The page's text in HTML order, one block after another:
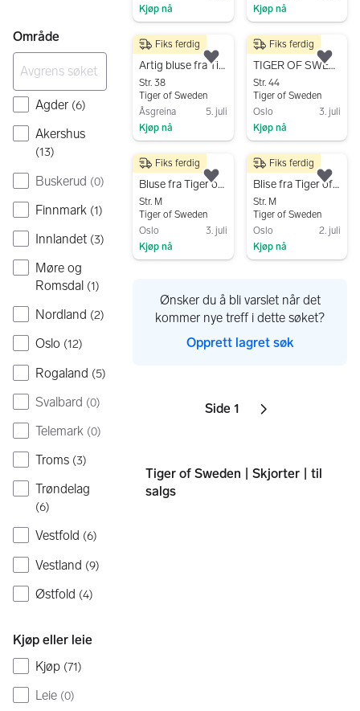
Område
Agder (6)
Akershus
(13)
Buskerud (0)
Finnmark (1)
Innlandet (3)
Møre og
Romsdal (1)
Nordland (2)
Oslo (12)
Rogaland (5)
Svalbard (0)
Telemark (0)
Troms (3)
Trøndelag
(6)
Vestfold (6)
Vestland (9)
Østfold (4)
Kjøp eller leie
Kjøp (71)
Leie (0)
Kjøp nå
Kjøp nå
200 kr
Artig bluse fra Tiger of Sweden
Str. 38
Tiger of Sweden
Åsgreina
5. juli
Kjøp nå
Fiks ferdig
Legg til som favoritt.
400 kr
TIGER OF SWEDEN Ris P Shirt str. 44
Str. 44
Tiger of Sweden
Oslo
3. juli
Kjøp nå
Fiks ferdig
250 kr
Bluse fra Tiger of Sweden str 40
Str. M
Tiger of Sweden
Oslo
3. juli
Kjøp nå
Fiks ferdig
Legg til som favoritt.
300 kr
Blise fra Tiger of Sweden str 40
Str. M
Tiger of Sweden
Oslo
2. juli
Kjøp nå
Fiks ferdig
Ønsker du å bli varslet når det
kommer nye treff i dette søket?
Opprett lagret søk
Sider
Side 1 Neste side
ikon
Tiger of Sweden | Skjorter | til
salgs